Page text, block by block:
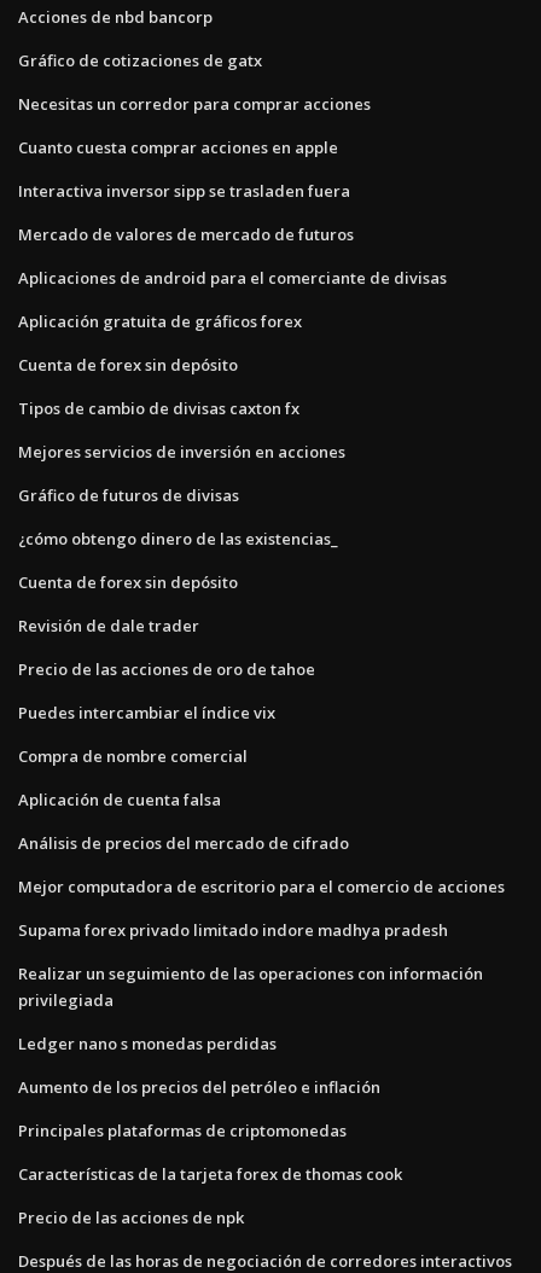
Acciones de nbd bancorp
Gráfico de cotizaciones de gatx
Necesitas un corredor para comprar acciones
Cuanto cuesta comprar acciones en apple
Interactiva inversor sipp se trasladen fuera
Mercado de valores de mercado de futuros
Aplicaciones de android para el comerciante de divisas
Aplicación gratuita de gráficos forex
Cuenta de forex sin depósito
Tipos de cambio de divisas caxton fx
Mejores servicios de inversión en acciones
Gráfico de futuros de divisas
¿cómo obtengo dinero de las existencias_
Cuenta de forex sin depósito
Revisión de dale trader
Precio de las acciones de oro de tahoe
Puedes intercambiar el índice vix
Compra de nombre comercial
Aplicación de cuenta falsa
Análisis de precios del mercado de cifrado
Mejor computadora de escritorio para el comercio de acciones
Supama forex privado limitado indore madhya pradesh
Realizar un seguimiento de las operaciones con información
privilegiada
Ledger nano s monedas perdidas
Aumento de los precios del petróleo e inflación
Principales plataformas de criptomonedas
Características de la tarjeta forex de thomas cook
Precio de las acciones de npk
Después de las horas de negociación de corredores interactivos